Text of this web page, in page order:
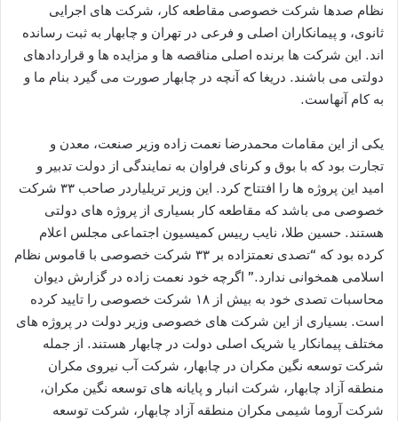
نظام صدها شرکت خصوصی مقاطعه کار، شرکت های اجرایی
ثانوی، و پیمانکاران اصلی و فرعی در تهران و چابهار به ثبت رسانده
اند. این شرکت ها برنده اصلی مناقصه ها و مزایده ها و قراردادهای
دولتی می باشند. دریغا که آنچه در چابهار صورت می گیرد بنام ما و
به کام آنهاست.
یکی از این مقامات محمدرضا نعمت زاده وزیر صنعت، معدن و
تجارت بود که با بوق و کرنای فراوان به نمایندگی از دولت تدبیر و
امید این پروژه ها را افتتاح کرد. این وزیر تریلیاردر صاحب ٣٣ شرکت
خصوصی می باشد که مقاطعه کار بسیاری از پروژه های دولتی
هستند. حسین طلا، نایب رییس کمیسیون اجتماعی مجلس اعلام
کرده بود که “تصدی نعمتزاده بر ۳۳ شرکت خصوصی با قاموس نظام
اسلامی همخوانی ندارد.” اگرچه خود نعمت زاده در گزارش دیوان
محاسبات تصدی خود به بیش از ۱۸ شرکت خصوصی را تایید کرده
است. بسیاری از این شرکت های خصوصی وزیر دولت در پروژه های
مختلف پیمانکار یا شریک اصلی دولت در چابهار هستند. از جمله
شرکت توسعه نگین مکران در چابهار، شرکت آب نیروی مکران
منطقه آزاد چابهار، شرکت انبار و پایانه های توسعه نگین مکران،
شرکت آروما شیمی مکران منطقه آزاد چابهار، شرکت توسعه